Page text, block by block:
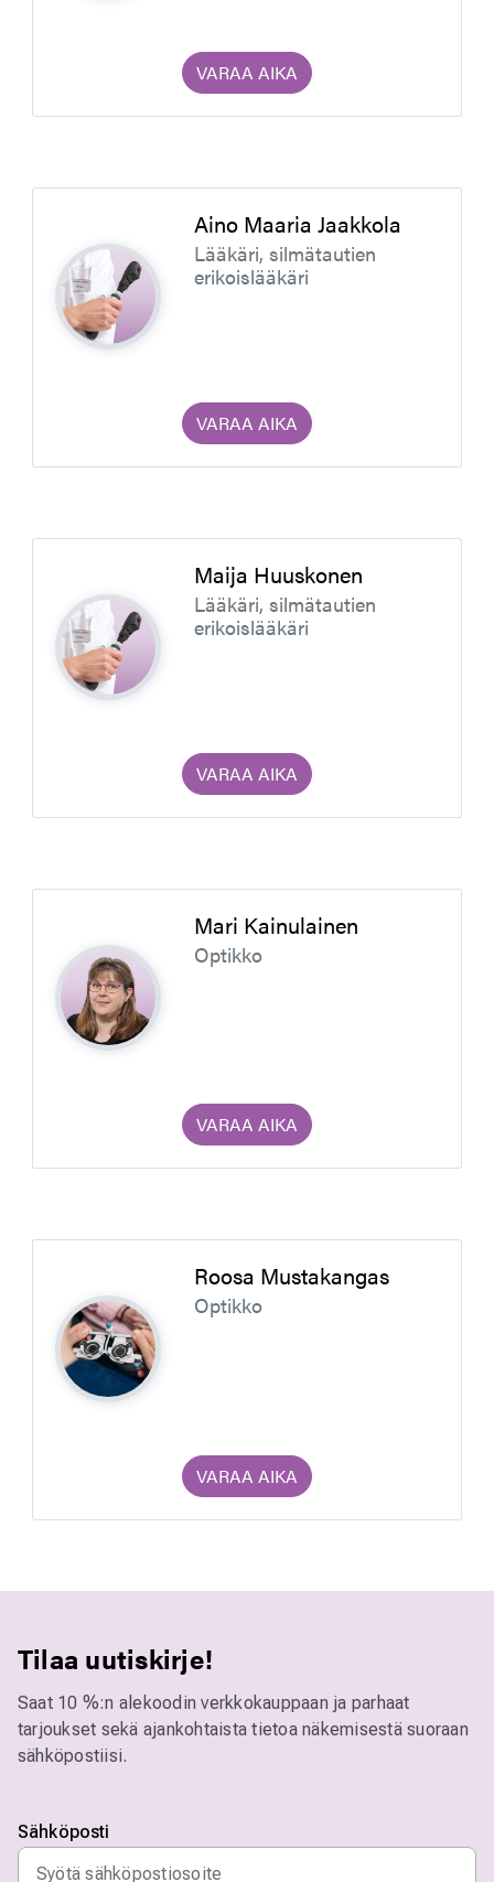
VARAA AIKA
Aino Maaria Jaakkola
Lääkäri, silmätautien
erikoislääkäri
VARAA AIKA
Maija Huuskonen
Lääkäri, silmätautien
erikoislääkäri
VARAA AIKA
Mari Kainulainen
Optikko
VARAA AIKA
Roosa Mustakangas
Optikko
VARAA AIKA
Tilaa uutiskirje!
Saat 10 %:n alekoodin verkkokauppaan ja parhaat
tarjoukset sekä ajankohtaista tietoa näkemisestä suoraan
sähköpostiisi.
Sähköposti